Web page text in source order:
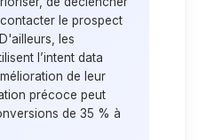
le prospect
les
l’intent data
de leur
précoce peut
de 35 % à